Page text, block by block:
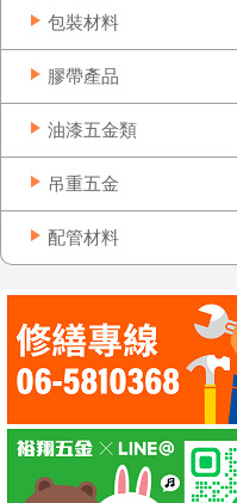
包裝材料
膠帶產品
油漆五金類
吊重五金
配管材料